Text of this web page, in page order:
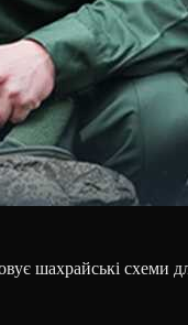
шахрайські схеми